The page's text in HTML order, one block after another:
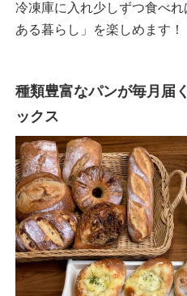
冷凍庫に入れ少しずつ食べ
ある暮らし」を楽しめます！
種類豊富なパンが毎月届
ックス